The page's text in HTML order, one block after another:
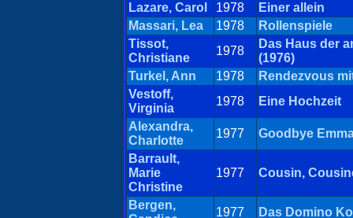
Lazare, Carol
1978
Einer allein
Massari, Lea
1978
Rollenspiele
Tissot,
Christiane
1978
Das Haus der
(1976)
Turkel, Ann
1978
Rendezvous
Vestoff,
Virginia
1978
Eine Hochzeit
Alexandra,
Charlotte
1977
Goodbye
Barrault,
Marie
Christine
1977 Cousin,
Bergen,
1977 Das Domino